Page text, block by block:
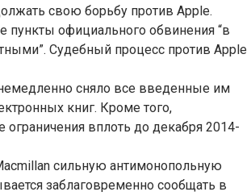
свою борьбу против Apple.
пункты официального обвинения “в
Судебный процесс против Apple
сняло все введенные им
книг. Кроме того,
ограничения вплоть до декабря 2014-
сильную антимонопольную
заблаговременно сообщать в